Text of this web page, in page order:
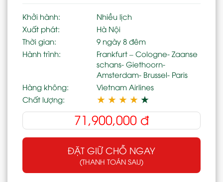
Khởi hành:
Nhiều lịch
Xuất phát:
Hà Nội
Thời gian:
9 ngày 8 đêm
Hành trình:
Frankfurt – Cologne- Zaanse
schans- Giethoorn-
Amsterdam- Brussel- Paris
Hàng không:
Vietnam Airlines
Chất lượng:
★ ★ ★ ★ ★
71,900,000 đ
ĐẶT GIỮ CHỖ NGAY
(THANH TOÁN SAU)